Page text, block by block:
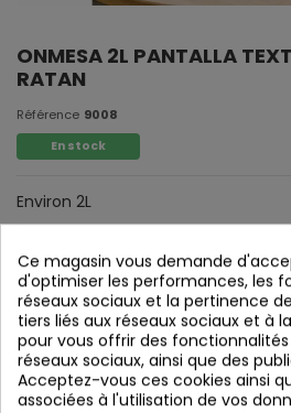
ONMESA 2L PANTALLA
RATAN
Référence 9008
En stock
Environ 2L
Ce magasin vous demande
d'optimiser les performances, les
réseaux sociaux et la pertinence
tiers liés aux réseaux sociaux et à
pour vous offrir des
réseaux sociaux, ainsi que des
Acceptez-vous ces cookies ainsi
associées à l'utilisation de vos